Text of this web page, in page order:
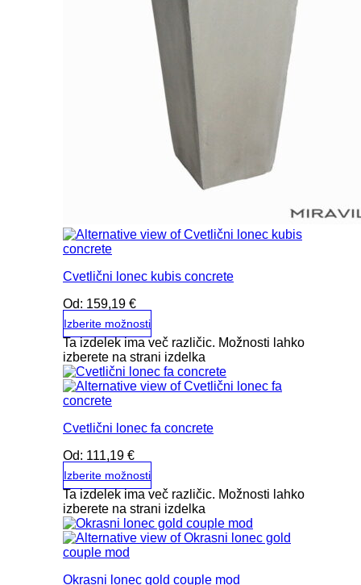
Cvetlični lonec kubis concrete
Od: 159,19 €
Izberite možnosti
Ta izdelek ima več različic. Možnosti lahko
izberete na strani izdelka
Cvetlični lonec fa concrete
Od: 111,19 €
Izberite možnosti
Ta izdelek ima več različic. Možnosti lahko
izberete na strani izdelka
Okrasni lonec gold couple mod